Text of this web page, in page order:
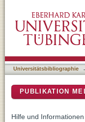
Reactor
Universitätsbibliographie
PUBLIKATION
Hilfe und Informationen